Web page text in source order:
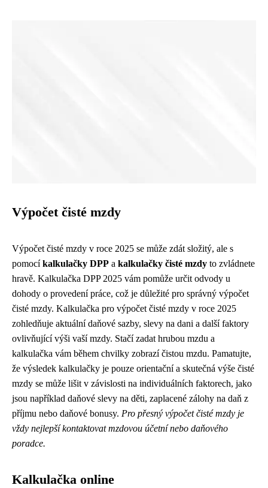
Výpočet čisté mzdy
Výpočet čisté mzdy v roce 2025 se může zdát složitý, ale s
pomocíkalkulačky DPP a kalkulačky čisté mzdy to zvládnete
hravě. Kalkulačka DPP 2025 vám pomůže určit odvody u
dohody o provedení práce, což je důležité pro správný výpočet
čisté mzdy. Kalkulačka pro výpočet čisté mzdy v roce 2025
zohledňuje aktuální daňové sazby, slevy na dani a další faktory
ovlivňující výši vaší mzdy. Stačí zadat hrubou mzdu a
kalkulačka vám během chvilky zobrazí čistou mzdu. Pamatujte,
že výsledek kalkulačky je pouze orientační a skutečná výše čisté
mzdy se může lišit v závislosti na individuálních faktorech, jako
jsou například daňové slevy na děti, zaplacené zálohy na daň z
příjmu nebo daňové bonusy. Pro přesný výpočet čisté mzdy je
vždy nejlepší kontaktovat mzdovou účetní nebo daňového
poradce.
Kalkulačka online